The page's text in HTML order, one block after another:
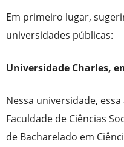
Em primeiro lugar,
universidades públicas:
Universidade Charles,
Nessa universidade,
Faculdade de Ciências
de Bacharelado em